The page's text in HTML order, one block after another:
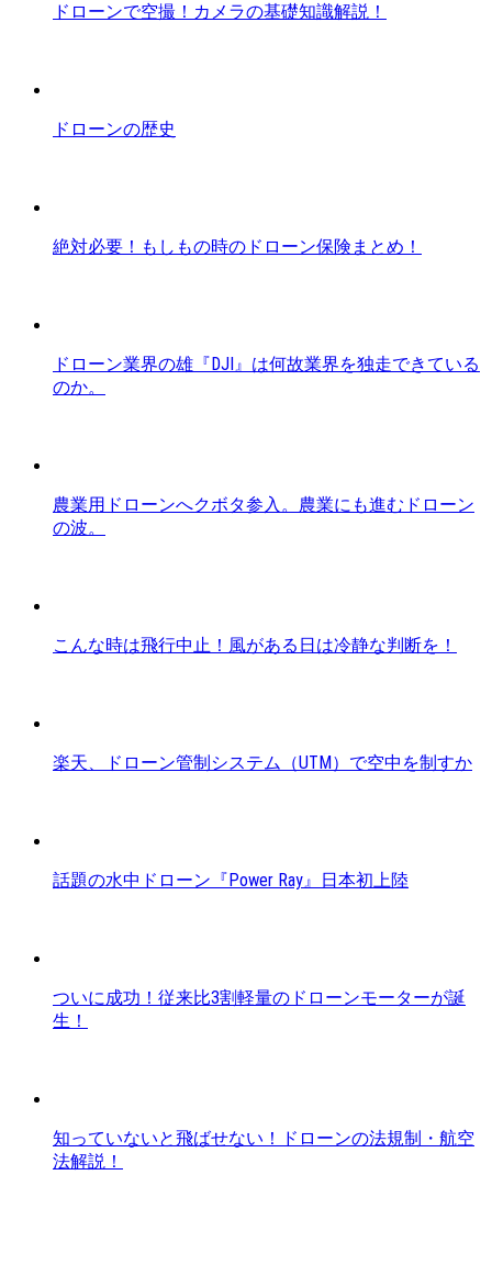
ドローンで空撮！カメラの基礎知識解説！
ドローンの歴史
絶対必要！もしもの時のドローン保険まとめ！
ドローン業界の雄『DJI』は何故業界を独走できている
のか。
農業用ドローンへクボタ参入。農業にも進むドローン
の波。
こんな時は飛行中止！風がある日は冷静な判断を！
楽天、ドローン管制システム（UTM）で空中を制すか
話題の水中ドローン『Power Ray』日本初上陸
ついに成功！従来比3割軽量のドローンモーターが誕
生！
知っていないと飛ばせない！ドローンの法規制・航空
法解説！